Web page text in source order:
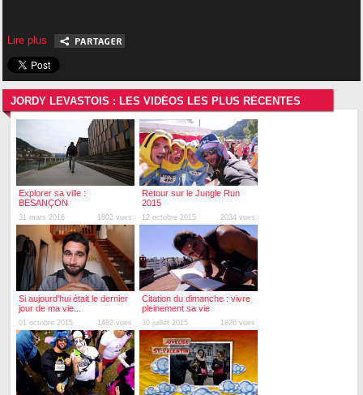
Lire plus
JORDY LEVASTOIS : LES VIDÉOS LES PLUS RÉCENTES
Explorer sa ville :
BESANÇON
31 mars 2016 1802 vues
Retour sur le Jungle Run
2015
12 octobre 2015 2034 vues
Si aujourd'hui était le dernier
jour de ma vie...
01 octobre 2015 1482 vues
Citation du dimanche : vivre
pleinement sa vie
30 juillet 2015 1826 vues